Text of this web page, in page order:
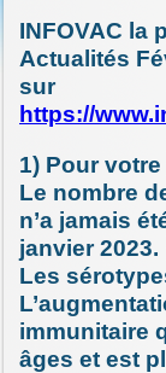
INFOVAC la
Actualités
sur
https://
1) Pour
Le nombre
n’a jamais
janvier 2023.
Les
immunitaire
âges et est